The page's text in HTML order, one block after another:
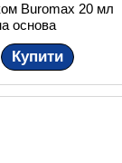
Buromax 20 мл
основа
Купити